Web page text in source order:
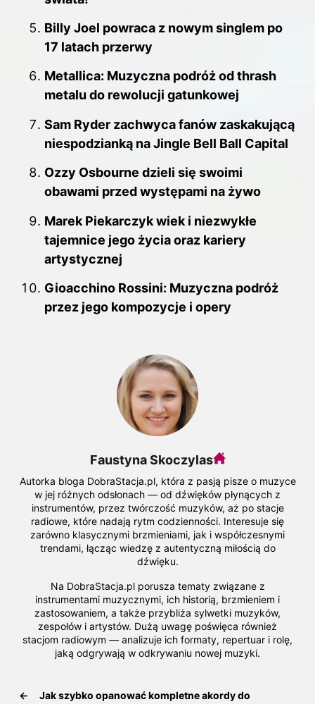
Billy Joel powraca z nowym singlem po
17 latach przerwy
Metallica: Muzyczna podróż od thrash
metalu do rewolucji gatunkowej
Sam Ryder zachwyca fanów zaskakującą
niespodzianką na Jingle Bell Ball Capital
Ozzy Osbourne dzieli się swoimi
obawami przed występami na żywo
Marek Piekarczyk wiek i niezwykłe
tajemnice jego życia oraz kariery
artystycznej
Gioacchino Rossini: Muzyczna podróż
przez jego kompozycje i opery
Faustyna Skoczylas
Autorka bloga DobraStacja.pl, która z pasją pisze o muzyce
w jej różnych odsłonach — od dźwięków płynących z
instrumentów, przez twórczość muzyków, aż po stacje
radiowe, które nadają rytm codzienności. Interesuje się
zarówno klasycznymi brzmieniami, jak i współczesnymi
trendami, łącząc wiedzę z autentyczną miłością do
dźwięku.
Na DobraStacja.pl porusza tematy związane z
instrumentami muzycznymi, ich historią, brzmieniem i
zastosowaniem, a także przybliża sylwetki muzyków,
zespołów i artystów. Dużą uwagę poświęca również
stacjom radiowym — analizuje ich formaty, repertuar i rolę,
jaką odgrywają w odkrywaniu nowej muzyki.
←
Jak szybko opanować kompletne akordy do